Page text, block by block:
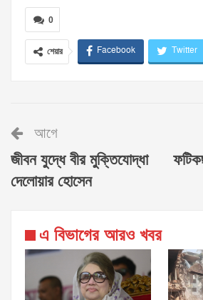
0
শেয়ার Facebook Twitter
আগে
জীবন যুদ্ধে বীর মুক্তিযোদ্ধা
দেলোয়ার হোসেন
এ বিভাগের আরও খবর